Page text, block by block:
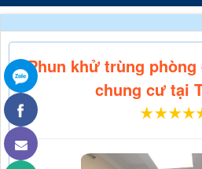
Phun khử trùng
chung cư tại